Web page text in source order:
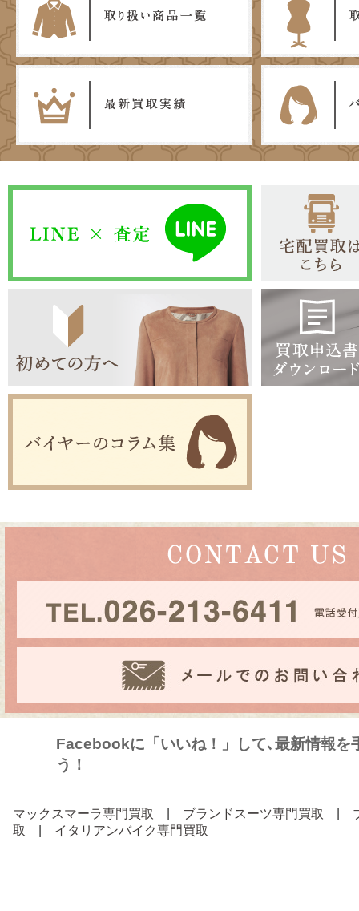
Facebookに「いいね！」して､最新情報を
う！
マックスマーラ専門買取 ブランドスーツ専門買取
取
イタリアンバイク専門買取